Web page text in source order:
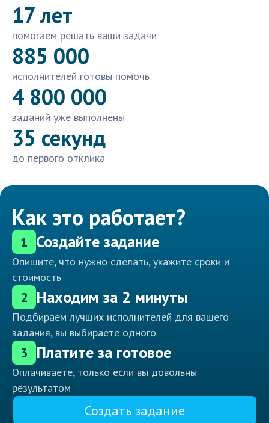
17 лет
помогаем решать ваши задачи
885 000
исполнителей готовы помочь
4 800 000
заданий уже выполнены
35 секунд
до первого отклика
Как это работает?
1 Создайте задание
Опишите, что нужно сделать, укажите сроки и
стоимость
2 Находим за 2 минуты
Подбираем лучших исполнителей для вашего
задания, вы выбираете одного
3 Платите за готовое
Оплачиваете, только если вы довольны
результатом
Создать задание